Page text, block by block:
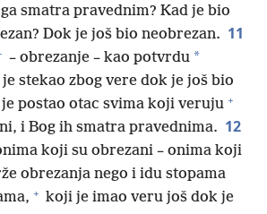
smatra pravednim? Kad je bio
Dok je još bio neobrezan. 11
– obrezanje – kao potvrdu *
stekao zbog vere dok je još bio
postao otac svima koji veruju +
i Bog ih smatra pravednima. 12
koji su obrezani – onima koji
obrezanja nego i idu stopama
+ koji je imao veru još dok je